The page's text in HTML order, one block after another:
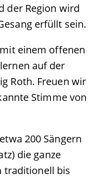
der Region wird
erfüllt sein.
einem offenen
auf der
Roth. Freuen wir
Stimme von
200 Sängern
die ganze
traditionell bis